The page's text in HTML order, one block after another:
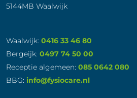
5144MB Waalwijk
Waalwijk: 0416 33 46 80
Bergeijk: 0497 74 50 00
Receptie algemeen: 085 0642 080
BBG: info@fysiocare.nl